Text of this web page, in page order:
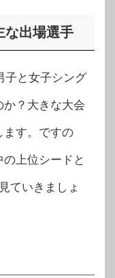
な出場選手
子と女子シング
？大きな大会
ます。ですの
上位シードと
ていきましょ